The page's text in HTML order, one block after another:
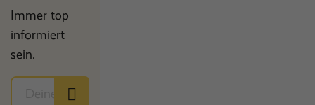
Immer top
informiert
sein.